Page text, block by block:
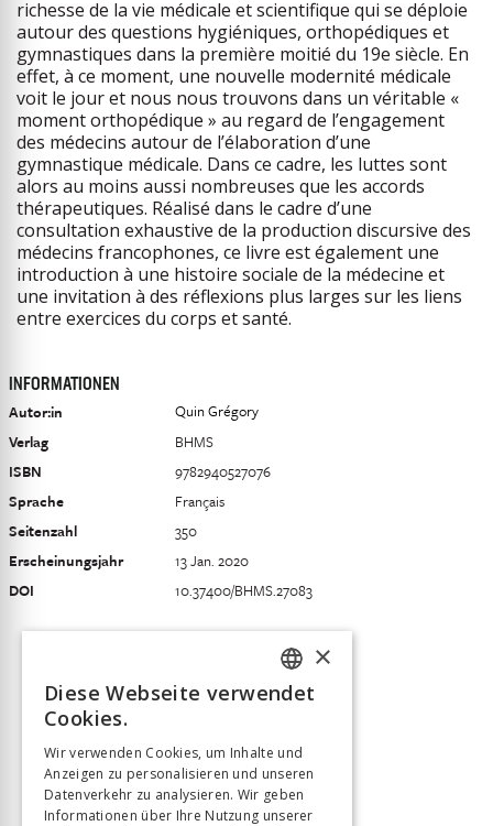
richesse de la vie médicale et scientifique qui se déploie
autour des questions hygiéniques, orthopédiques et
gymnastiques dans la première moitié du 19e siècle. En
effet, à ce moment, une nouvelle modernité médicale
voit le jour et nous nous trouvons dans un véritable «
moment orthopédique » au regard de l’engagement
des médecins autour de l’élaboration d’une
gymnastique médicale. Dans ce cadre, les luttes sont
alors au moins aussi nombreuses que les accords
thérapeutiques. Réalisé dans le cadre d’une
consultation exhaustive de la production discursive des
médecins francophones, ce livre est également une
introduction à une histoire sociale de la médecine et
une invitation à des réflexions plus larges sur les liens
entre exercices du corps et santé.
INFORMATIONEN
Autor:in
Quin Grégory
Verlag
BHMS
ISBN
9782940527076
Sprache
Français
Seitenzahl
350
Erscheinungsjahr
13 Jan. 2020
DOI
10.37400/BHMS.27083
FRENCH
ITALIAN
×
Diese Webseite verwendet
Cookies.
Wir verwenden Cookies, um Inhalte und
Anzeigen zu personalisieren und unseren
Datenverkehr zu analysieren. Wir geben
Informationen über Ihre Nutzung unserer